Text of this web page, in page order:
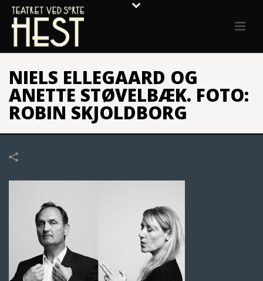
NIELS ELLEGAARD OG
ANETTE STØVELBÆK. FOTO:
ROBIN SKJOLDBORG